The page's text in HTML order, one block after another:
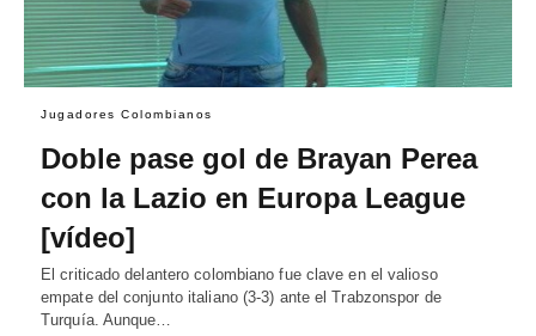
Jugadores Colombianos
Doble pase gol de Brayan Perea
con la Lazio en Europa League
[vídeo]
El criticado delantero colombiano fue clave en el valioso
empate del conjunto italiano (3-3) ante el Trabzonspor de
Turquía. Aunque…